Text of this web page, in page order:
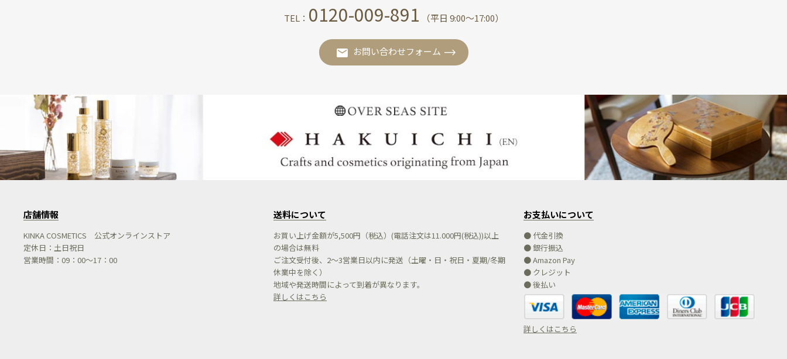
TEL： 0120-009-891 （平日 9:00〜17:00）
お問い合わせフォーム
店舗情報
KINKA COSMETICS 公式オンラインストア
定休日：土日祝日
営業時間：09：00～17：00
送料について
お買い上げ金額が5,500円（税込）(電話注文は11.000円(税込))以上
の場合は無料
ご注文受付後、2～3営業日以内に発送（土曜・日・祝日・夏期/冬期
休業中を除く）
地域や発送時間によって到着が異なります。
詳しくはこちら
お支払いについて
● 代金引換
● 銀行振込
● Amazon Pay
● クレジット
● 後払い
詳しくはこちら